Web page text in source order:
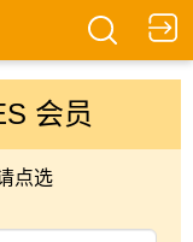
会员
点选